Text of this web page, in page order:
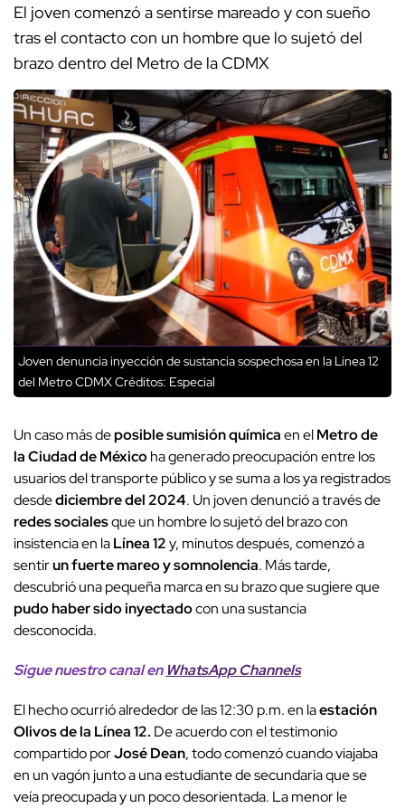
El joven comenzó a sentirse mareado y con sueño
tras el contacto con un hombre que lo sujetó del
brazo dentro del Metro de la CDMX
Joven denuncia inyección de sustancia sospechosa en la Línea 12
del Metro CDMXCréditos: Especial
Un caso más deposible sumisión químicaen elMetro de
la Ciudad de Méxicoha generado preocupación entre los
usuarios del transporte público y se suma a los ya registrados
desdediciembre del 2024. Un joven denunció a través de
redes socialesque un hombre lo sujetó del brazo con
insistencia en laLínea 12y, minutos después, comenzó a
sentirun fuerte mareo y somnolencia. Más tarde,
descubrió una pequeña marca en su brazo que sugiere que
pudo haber sido inyectadocon una sustancia
desconocida.
Sigue nuestro canal en WhatsApp Channels
El hecho ocurrió alrededor de las 12:30 p.m. en laestación
Olivos de la Línea 12. De acuerdo con el testimonio
compartido porJosé Dean, todo comenzó cuando viajaba
en un vagón junto a una estudiante de secundaria que se
veía preocupada y un poco desorientada. La menor le